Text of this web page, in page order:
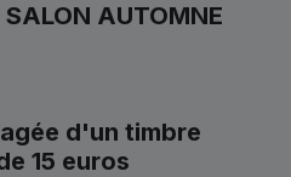
SALON AUTOMNE
d'un timbre
15 euros